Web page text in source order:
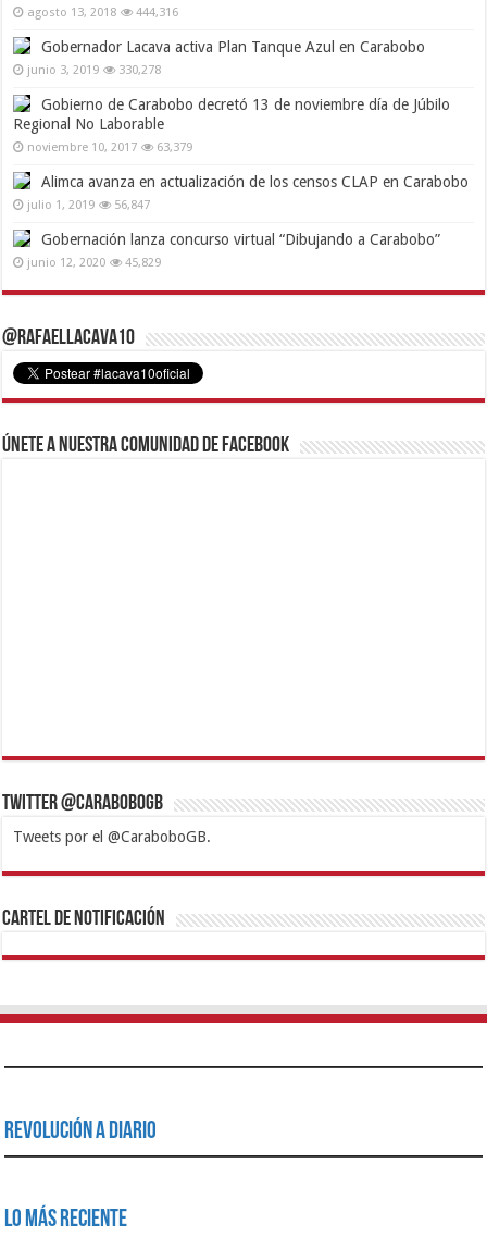
agosto 13, 2018 444,316
Gobernador Lacava activa Plan Tanque Azul en Carabobo
junio 3, 2019 330,278
Gobierno de Carabobo decretó 13 de noviembre día de Júbilo
Regional No Laborable
noviembre 10, 2017 63,379
Alimca avanza en actualización de los censos CLAP en Carabobo
julio 1, 2019 56,847
Gobernación lanza concurso virtual “Dibujando a Carabobo”
junio 12, 2020 45,829
@RafaelLacava10
Únete a nuestra comunidad de Facebook
Twitter @CaraboboGB
Tweets por el @CaraboboGB.
1xbetBetturkeyBetistKralbetSupertotobetTipobetMatadorbetMariobet
https://mvbcasino.com/
Cartel de Notificación
Revolución a Diario
Lo Más Reciente